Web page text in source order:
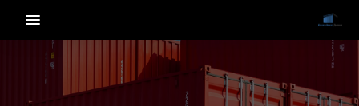
menu_vert